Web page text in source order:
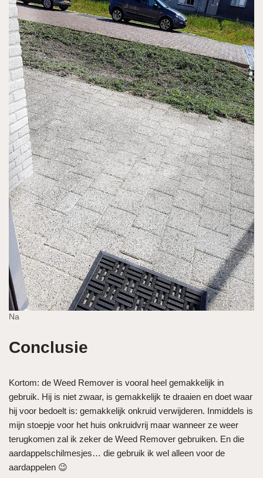
Na
Conclusie
Kortom: de Weed Remover is vooral heel gemakkelijk in
gebruik. Hij is niet zwaar, is gemakkelijk te draaien en doet waar
hij voor bedoelt is: gemakkelijk onkruid verwijderen. Inmiddels is
mijn stoepje voor het huis onkruidvrij maar wanneer ze weer
terugkomen zal ik zeker de Weed Remover gebruiken. En die
aardappelschilmesjes… die gebruik ik wel alleen voor de
aardappelen 😉